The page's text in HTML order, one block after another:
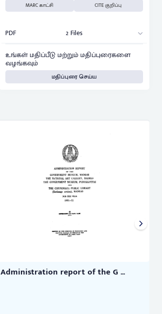
MARC காட்சி CITE குறிப்பு
PDF 2 Files
உங்கள் மதிப்பீடு மற்றும் மதிப்புரைகளை
வழங்கவும்
மதிப்புரை செய்ய
Administration report of the G ...